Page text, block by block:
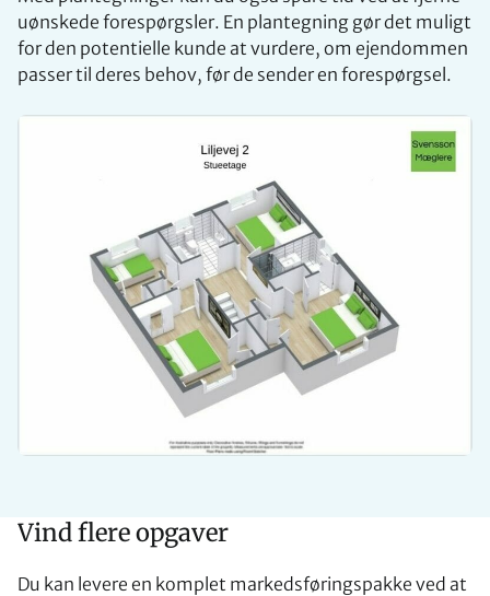
uønskede forespørgsler. En plantegning gør det muligt
for den potentielle kunde at vurdere, om ejendommen
passer til deres behov, før de sender en forespørgsel.
Vind flere opgaver
Du kan levere en komplet markedsføringspakke ved at